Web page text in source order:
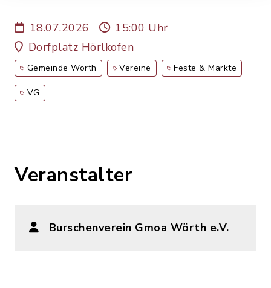
18.07.2026
15:00 Uhr
Dorfplatz Hörlkofen
Gemeinde Wörth Vereine Feste & Märkte
VG
Veranstalter
Burschenverein Gmoa Wörth e.V.